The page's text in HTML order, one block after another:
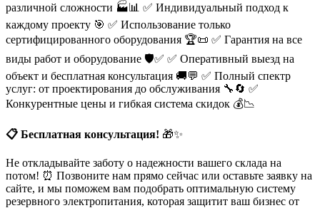
различной сложности 🏭📊 ✅ Индивидуальный подход к
каждому проекту 🎯 ✅ Использование только
сертифицированного оборудования 🏆📜 ✅ Гарантия на все
виды работ и оборудование 🛡️✅ ✅ Оперативный выезд на
объект и бесплатная консультация 🚚💬 ✅ Полный спектр
услуг: от проектирования до обслуживания 🔧🔄 ✅
Конкурентные цены и гибкая система скидок 💰📉
📋 Бесплатная консультация! 🎁✨
Не откладывайте заботу о надежности вашего склада на
потом! ⏰ Позвоните нам прямо сейчас или оставьте заявку на
сайте, и мы поможем вам подобрать оптимальную систему
резервного электропитания, которая защитит ваш бизнес от